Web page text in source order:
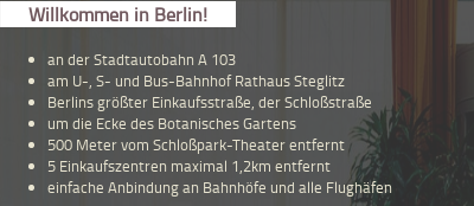
Willkommen in Berlin!
an der Stadtautobahn A 103
am U-, S- und Bus-Bahnhof Rathaus Steglitz
Berlins größter Einkaufsstraße, der Schloßstraße
um die Ecke des Botanisches Gartens
500 Meter vom Schloßpark-Theater entfernt
5 Einkaufszentren maximal 1,2km entfernt
einfache Anbindung an Bahnhöfe und alle Flughäfen